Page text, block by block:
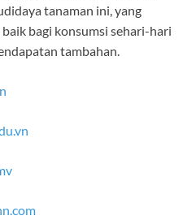
tanaman ini, yang
bagi konsumsi sehari-hari
tambahan.